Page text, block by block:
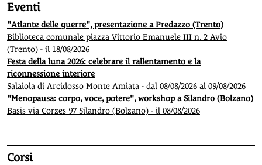
Eventi
"Atlante delle guerre", presentazione a Predazzo (Trento)
Biblioteca comunale piazza Vittorio Emanuele III n. 2 Avio
(Trento) - il 18/08/2026
Festa della luna 2026: celebrare il rallentamento e la
riconnessione interiore
Salaiola di Arcidosso Monte Amiata - dal 08/08/2026 al 09/08/2026
"Menopausa: corpo, voce, potere", workshop a Silandro (Bolzano)
Basis via Corzes 97 Silandro (Bolzano) - il 08/08/2026
Corsi